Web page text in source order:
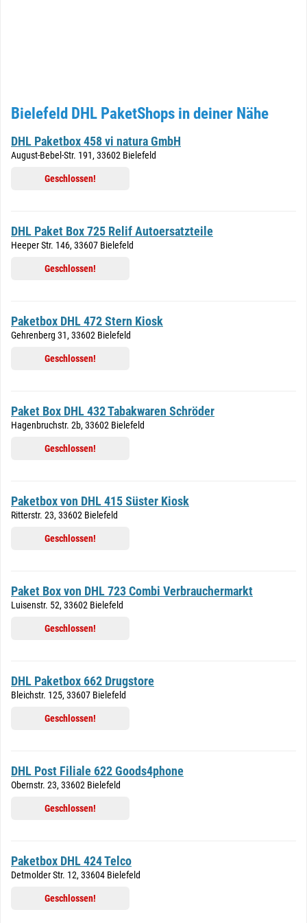
Bielefeld DHL PaketShops in deiner Nähe
DHL Paketbox 458 vi natura GmbH
August-Bebel-Str. 191, 33602 Bielefeld
Geschlossen!
DHL Paket Box 725 Relif Autoersatzteile
Heeper Str. 146, 33607 Bielefeld
Geschlossen!
Paketbox DHL 472 Stern Kiosk
Gehrenberg 31, 33602 Bielefeld
Geschlossen!
Paket Box DHL 432 Tabakwaren Schröder
Hagenbruchstr. 2b, 33602 Bielefeld
Geschlossen!
Paketbox von DHL 415 Süster Kiosk
Ritterstr. 23, 33602 Bielefeld
Geschlossen!
Paket Box von DHL 723 Combi Verbrauchermarkt
Luisenstr. 52, 33602 Bielefeld
Geschlossen!
DHL Paketbox 662 Drugstore
Bleichstr. 125, 33607 Bielefeld
Geschlossen!
DHL Post Filiale 622 Goods4phone
Obernstr. 23, 33602 Bielefeld
Geschlossen!
Paketbox DHL 424 Telco
Detmolder Str. 12, 33604 Bielefeld
Geschlossen!